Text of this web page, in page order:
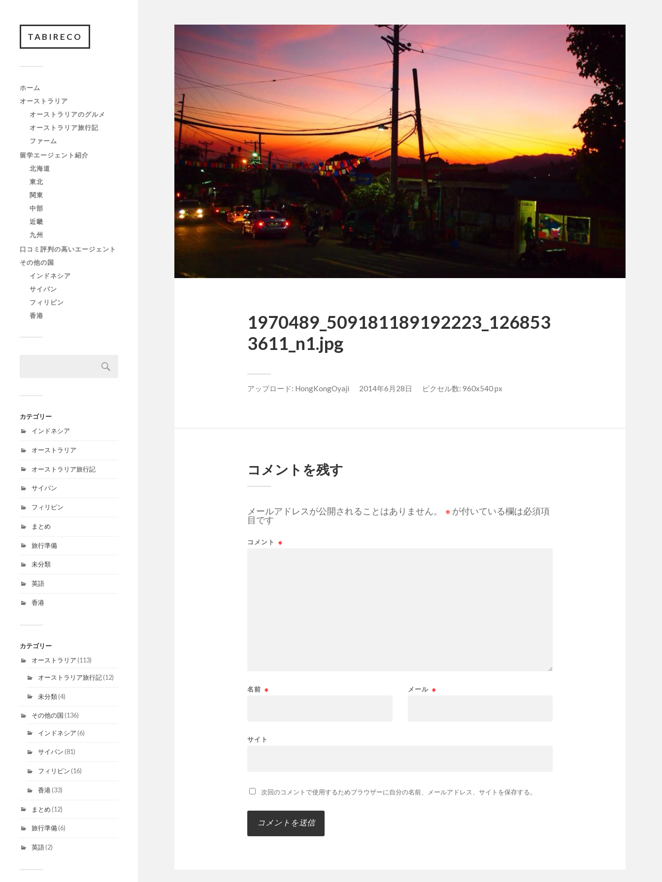
TABIRECO
ホーム
オーストラリア
オーストラリアのグルメ
オーストラリア旅行記
ファーム
留学エージェント紹介
北海道
東北
関東
中部
近畿
九州
口コミ評判の高いエージェント
その他の国
インドネシア
サイパン
フィリピン
香港
カテゴリー
インドネシア
オーストラリア
オーストラリア旅行記
サイパン
フィリピン
まとめ
旅行準備
未分類
英語
香港
カテゴリー
オーストラリア (113)
オーストラリア旅行記(12)
未分類(4)
その他の国 (136)
インドネシア (6)
サイパン (81)
フィリピン (16)
香港(33)
まとめ (12)
旅行準備(6)
英語(2)
1970489_509181189192223_126853
3611_n1.jpg
アップロード: HongKongOyaji 2014年6月28日 ピクセル数: 960x540 px
コメントを残す
メールアドレスが公開されることはありません。 ※ が付いている欄は必須項
目です
コメント ※
名前 ※ メール ※
サイト
次回のコメントで使用するためブラウザーに自分の名前、メールアドレス、サイトを保存する。